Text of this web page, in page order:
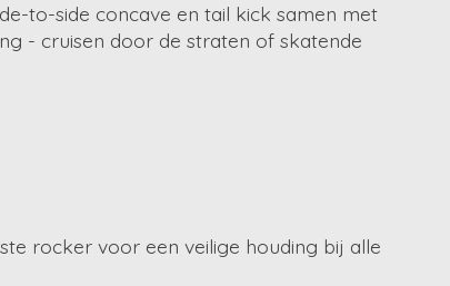
to-side concave en tail kick samen met
- cruisen door de straten of skatende
rocker voor een veilige houding bij alle